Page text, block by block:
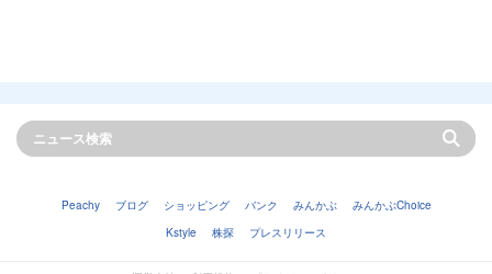
Peachy ブログ ショッピング バンク みんかぶ
みんかぶChoice
Kstyle
株探 プレスリリース